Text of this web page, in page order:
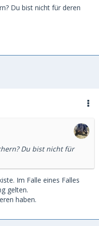
Du bist nicht für deren
Du bist nicht für
Im Falle eines Falles
gelten.
haben.